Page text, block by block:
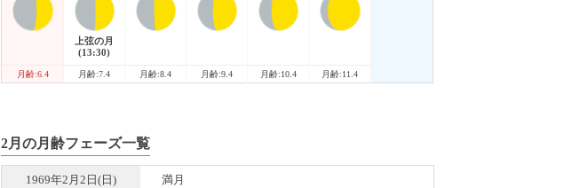
月齢:6.4
上弦の月
(13:30)
月齢:7.4 月齢:8.4 月齢:9.4 月齢:10.4 月齢:11.4
2月の月齢フェーズ一覧
1969年2月2日(日) 満月